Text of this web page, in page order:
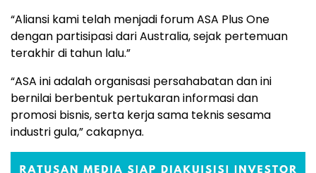
“Aliansi kami telah menjadi forum ASA Plus One
dengan partisipasi dari Australia, sejak pertemuan
terakhir di tahun lalu.”
“ASA ini adalah organisasi persahabatan dan ini
bernilai berbentuk pertukaran informasi dan
promosi bisnis, serta kerja sama teknis sesama
industri gula,” cakapnya.